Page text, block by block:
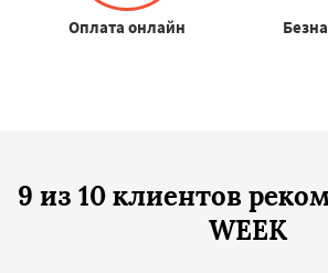
Оплата онлайн
9 из 10 клиентов
WEEK